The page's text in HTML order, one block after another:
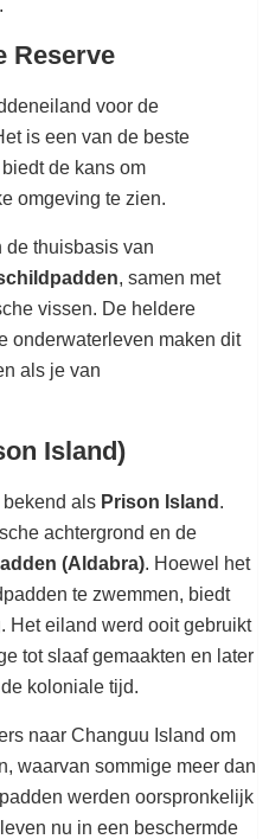
Reserve
voor de
is een van de beste
de kans om
omgeving te zien.
de thuisbasis van
, samen met
vissen. De heldere
onderwaterleven maken dit
als je van
Island)
als Prison Island .
achtergrond en de
(Aldabra). Hoewel het
te zwemmen, biedt
Het eiland werd ooit gebruikt
tot slaaf gemaakten en later
koloniale tijd.
naar Changuu Island om
waarvan sommige meer dan
werden oorspronkelijk
nu in een beschermde